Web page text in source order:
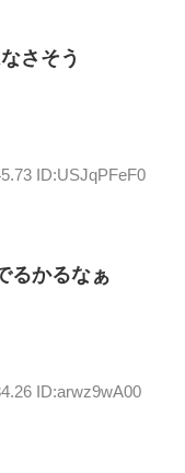
さそう
ID:USJqPFeF0
るかるなぁ
ID:arwz9wA00